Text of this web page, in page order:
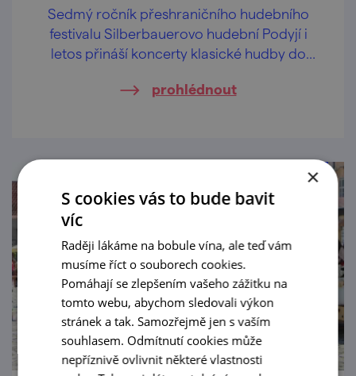
Sedmý ročník přeshraničního hudebního
festivalu Silberbauerovo hudební Podyjí i
letos přináší koncerty klasické hudby do
straně hranice.
prohlédnout
×
S cookies vás to bude bavit
víc
Raději lákáme na bobule vína, ale teď vám
musíme říct o souborech cookies.
Pomáhají se zlepšením vašeho zážitku na
tomto webu, abychom sledovali výkon
stránek a tak. Samozřejmě jen s vaším
souhlasem. Odmítnutí cookies může
nepříznivě ovlivnit některé vlastnosti